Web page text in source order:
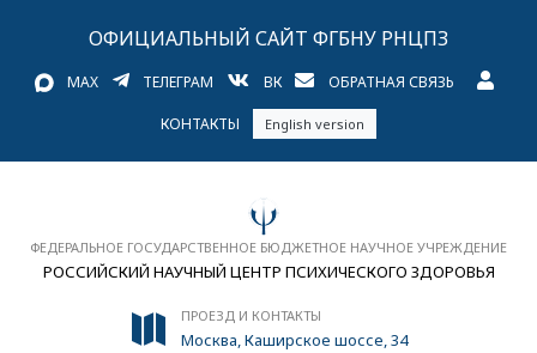
ОФИЦИАЛЬНЫЙ САЙТ ФГБНУ РНЦПЗ
MAX ТЕЛЕГРАМ ВК ОБРАТНАЯ СВЯЗЬ
КОНТАКТЫ English version
ФЕДЕРАЛЬНОЕ ГОСУДАРСТВЕННОЕ БЮДЖЕТНОЕ НАУЧНОЕ УЧРЕЖДЕНИЕ
РОССИЙСКИЙ НАУЧНЫЙ ЦЕНТР ПСИХИЧЕСКОГО ЗДОРОВЬЯ
ПРОЕЗД И КОНТАКТЫ
Москва, Каширское шоссе, 34